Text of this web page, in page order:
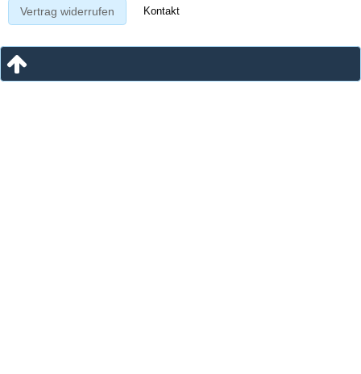
Vertrag widerrufen Kontakt